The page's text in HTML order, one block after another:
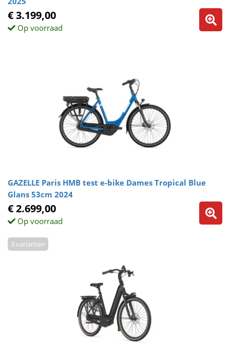
€ 3.199,00
Op voorraad
GAZELLE Paris HMB test e-bike Dames Tropical Blue
Glans 53cm 2024
€ 2.699,00
Op voorraad
3 varianten